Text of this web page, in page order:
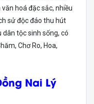
hoá đặc sắc, nhiều
sử độc đáo thu hút
dân tộc sinh sống, có
Chơ Ro, Hoa,
Nai Lý